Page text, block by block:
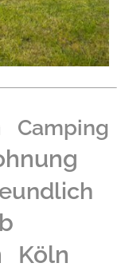
Camping
Köln